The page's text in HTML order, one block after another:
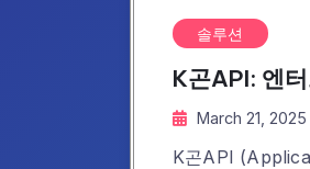
솔루션
K곤API: 엔
March 21, 2025
K곤API